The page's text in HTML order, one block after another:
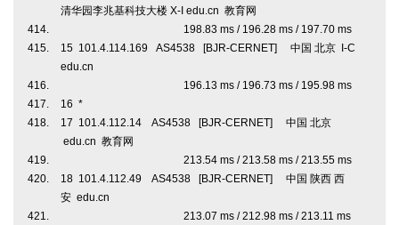
清华园李兆基科技大楼 X-I edu.cn 教育网
198.83 ms / 196.28 ms / 197.70 ms
15 101.4.114.169 AS4538 [BJR-CERNET] 中国 北京 I-C
edu.cn
196.13 ms / 196.73 ms / 195.98 ms
16 *
17 101.4.112.14 AS4538 [BJR-CERNET] 中国 北京
edu.cn 教育网
213.54 ms / 213.58 ms / 213.55 ms
18 101.4.112.49 AS4538 [BJR-CERNET] 中国 陕西 西
安 edu.cn
213.07 ms / 212.98 ms / 213.11 ms